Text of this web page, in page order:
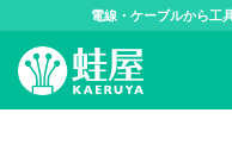
電線・ケーブルから工